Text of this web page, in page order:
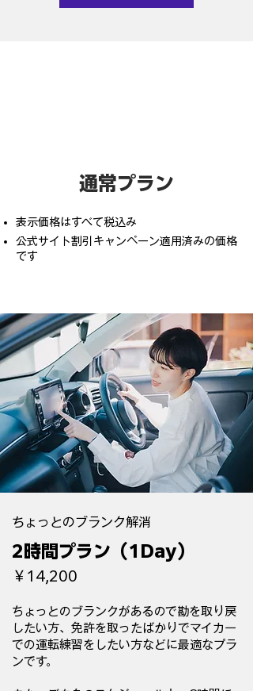
通常プラン
表示価格はすべて税込み
​公式サイト割引キャンペーン適用済みの価格
です
ちょっとのブランク解消
2時間プラン（1Day）
￥14,200
ちょっとのブランクがあるので勘を取り戻
したい方、免許を取ったばかりでマイカー
での運転練習をしたい方などに最適なプラ
ンです。